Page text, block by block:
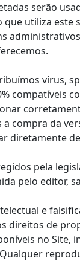
serão
utiliza este
vírus,
compatíveis
compra da
diretamente
pela
pelo editor,
e
direitos de
no Site,